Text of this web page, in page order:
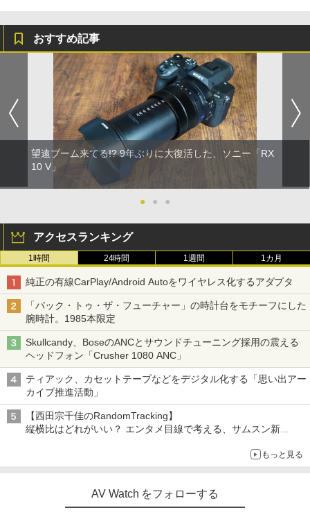
おすすめ記事
望遠ブーム来てる!? 9年ぶりに大復活した、ソニー「RX
10 V」
● ● ●
アクセスランキング
1時間 24時間 1週間 1カ月
純正の有線CarPlay/Android Autoをワイヤレス化するアダプタ
「バック・トゥ・ザ・フューチャー」の時計台をモチーフにした
腕時計。1985本限定
Skullcandy、BoseのANCとサウンドチューニング採用の震える
ヘッドフォン「Crusher 1080 ANC」
ティアック、カセットテープなどをデジタル化する「思い出アー
カイブ推進活動」
【西田宗千佳のRandomTracking】
縦横比はどれがいい？ エンタメ目線で考える、サムスン新
もっと見る
AV Watch をフォローする